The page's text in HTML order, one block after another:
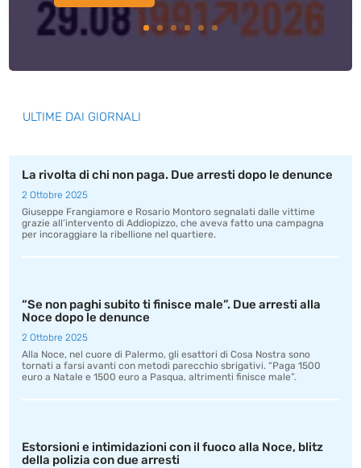
ULTIME DAI GIORNALI
La rivolta di chi non paga. Due arresti dopo le denunce
2 Ottobre 2025
Giuseppe Frangiamore e Rosario Montoro segnalati dalle vittime
grazie all’intervento di Addiopizzo, che aveva fatto una campagna
per incoraggiare la ribellione nel quartiere.
“Se non paghi subito ti finisce male”. Due arresti alla
Noce dopo le denunce
2 Ottobre 2025
Alla Noce, nel cuore di Palermo, gli esattori di Cosa Nostra sono
tornati a farsi avanti con metodi parecchio sbrigativi. “Paga 1500
euro a Natale e 1500 euro a Pasqua, altrimenti finisce male”.
Estorsioni e intimidazioni con il fuoco alla Noce, blitz
della polizia con due arresti